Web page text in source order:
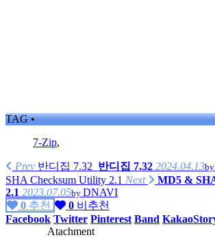
TAG •
7-Zip,
Prev 반디집 7.32 반디집 7.32 2024.04.13by
SHA Checksum Utility 2.1 Next
MD5 &
2.1 2023.07.05by DNAVI
0 추천 0 비추천
Facebook Twitter Pinterest Band
Atachment